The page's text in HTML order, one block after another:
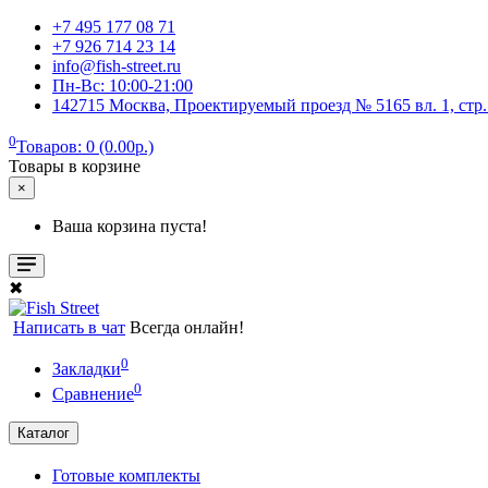
+7 495 177 08 71
+7 926 714 23 14
info@fish-street.ru
Пн-Вс: 10:00-21:00
142715 Москва, Проектируемый проезд № 5165 вл. 1,
0Товаров: 0 (0.00р.)
Товары в корзине
×
Ваша корзина пуста!
✖
Написать в чат Всегда онлайн!
Закладки0
Сравнение0
Каталог
Готовые комплекты